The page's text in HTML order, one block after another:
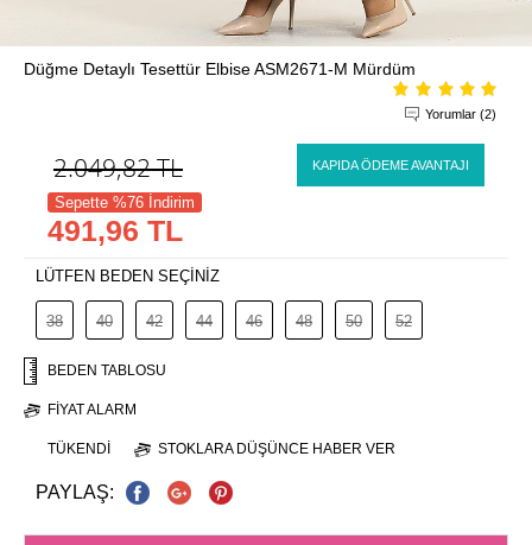
Düğme Detaylı Tesettür Elbise ASM2671-M Mürdüm
Yorumlar (2)
2.049,82TL KAPIDA ÖDEME AVANTAJI
Sepette %76 İndirim
491,96 TL
LÜTFEN BEDEN SEÇİNİZ
38 40 42 44 46 48 50 52
BEDEN TABLOSU
FIYAT ALARM
TÜKENDI STOKLARA DÜŞÜNCE HABER VER
PAYLAŞ: